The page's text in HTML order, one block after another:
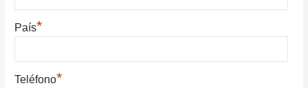
País*
Teléfono*